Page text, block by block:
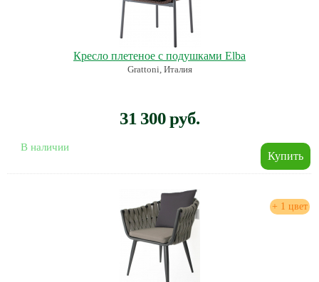
Кресло плетеное с подушками Elba
Grattoni, Италия
31 300 руб.
В наличии
+ 1 цвет